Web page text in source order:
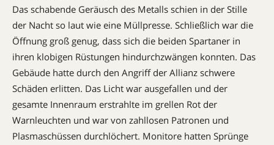
Das schabende Geräusch des Metalls schien in der Stille
der Nacht so laut wie eine Müllpresse. Schließlich war die
Öffnung groß genug, dass sich die beiden Spartaner in
ihren klobigen Rüstungen hindurchzwängen konnten. Das
Gebäude hatte durch den Angriff der Allianz schwere
Schäden erlitten. Das Licht war ausgefallen und der
gesamte Innenraum erstrahlte im grellen Rot der
Warnleuchten und war von zahllosen Patronen und
Plasmaschüssen durchlöchert. Monitore hatten Sprünge